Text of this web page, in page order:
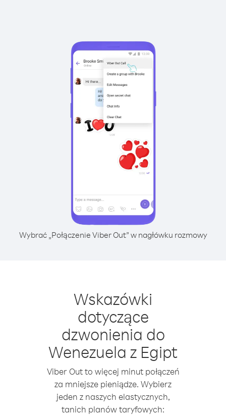
Wybrać „Połączenie Viber Out” w nagłówku rozmowy
Wskazówki
dotyczące
dzwonienia do
Wenezuela z Egipt
Viber Out to więcej minut połączeń
za mniejsze pieniądze. Wybierz
jeden z naszych elastycznych,
tanich planów taryfowych: